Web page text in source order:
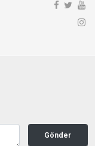
Gönder